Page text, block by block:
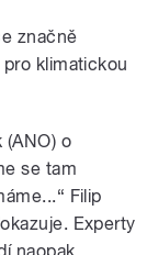
značně
klimatickou
(ANO) o
se tam
Filip
Experty